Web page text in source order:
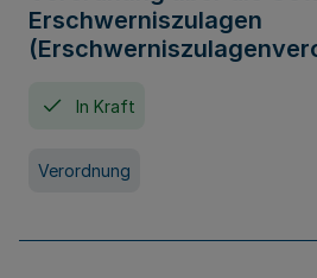
Erschwerniszulagen
In Kraft
Verordnung